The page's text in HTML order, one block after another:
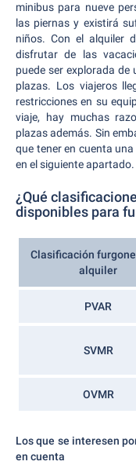
minibus para nueve
las piernas y existirá
niños. Con el alquiler
disfrutar de las
puede ser explorada
plazas. Los viajeros
restricciones en su
viaje, hay muchas
plazas además. Sin
que tener en cuenta
en el siguiente apartado.
¿Qué
disponibles para
Clasificación
alquiler
PVAR
SVMR
OVMR
Los que se interesen
en cuenta